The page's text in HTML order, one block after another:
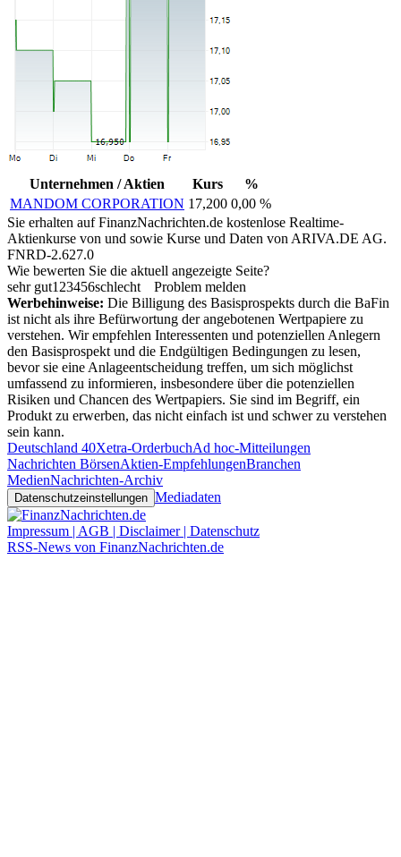
Unternehmen / Aktien Kurs
%
MANDOM CORPORATION 17,200 0,00 %
Sie erhalten auf FinanzNachrichten.de kostenlose Realtime-
Aktienkurse von und sowie Kurse und Daten von ARIVA.DE AG.
FNRD-2.627.0
Wie bewerten Sie die aktuell angezeigte Seite?
sehr gut1 23456schlecht
Problem melden
Werbehinweise: Die Billigung des Basisprospekts durch die BaFin
ist nicht als ihre Befürwortung der angebotenen Wertpapiere zu
verstehen. Wir empfehlen Interessenten und potenziellen Anlegern
den Basisprospekt und die Endgültigen Bedingungen zu lesen,
bevor sie eine Anlageentscheidung treffen, um sich möglichst
umfassend zu informieren, insbesondere über die potenziellen
Risiken und Chancen des Wertpapiers. Sie sind im Begriff, ein
Produkt zu erwerben, das nicht einfach ist und schwer zu verstehen
sein kann.
Deutschland 40Xetra-OrderbuchAd hoc-Mitteilungen
Nachrichten BörsenAktien-EmpfehlungenBranchen
MedienNachrichten-Archiv
Datenschutzeinstellungen Mediadaten
Impressum | AGB | Disclaimer | Datenschutz
RSS-News von FinanzNachrichten.de